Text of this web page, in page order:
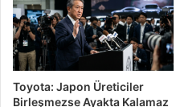
Toyota: Japon Üreticiler
Birleşmezse Ayakta Kalamaz